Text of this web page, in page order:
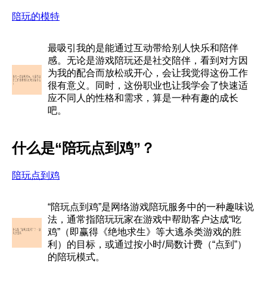
陪玩的模特
最吸引我的是能通过互动带给别人快乐和陪伴
感。无论是游戏陪玩还是社交陪伴，看到对方因
为我的配合而放松或开心，会让我觉得这份工作
很有意义。同时，这份职业也让我学会了快速适
应不同人的性格和需求，算是一种有趣的成长
吧。
什么是“陪玩点到鸡”？
陪玩点到鸡
“陪玩点到鸡”是网络游戏陪玩服务中的一种趣味说
法，通常指陪玩玩家在游戏中帮助客户达成“吃
鸡”（即赢得《绝地求生》等大逃杀类游戏的胜
利）的目标，或通过按小时/局数计费（“点到”）
的陪玩模式。